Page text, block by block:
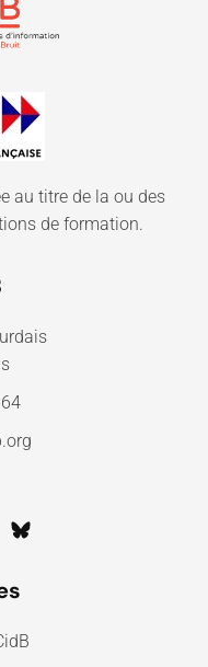
au titre de la ou des
de formation.